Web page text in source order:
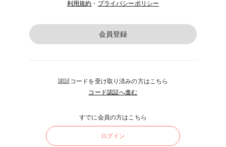
利用規約 ・ プライバシーポリシー
会員登録
認証コードを受け取り済みの方はこちら
コード認証へ進む
すでに会員の方はこちら
ログイン